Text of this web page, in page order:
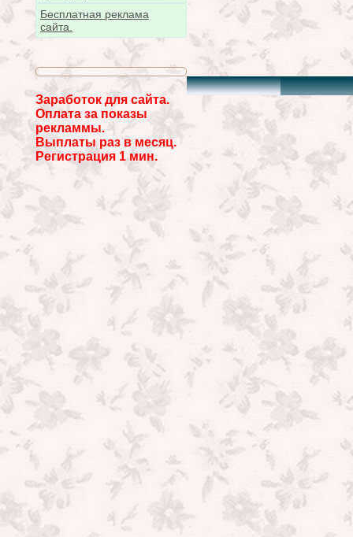
Бесплатная реклама
сайта.
Заработок для сайта.
Оплата за показы
рекламмы.
Выплаты раз в месяц.
Регистрация 1 мин.